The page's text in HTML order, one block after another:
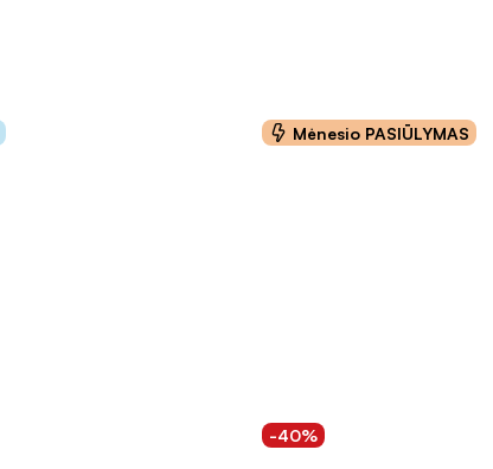
Mėnesio PASIŪLYMAS
-40%